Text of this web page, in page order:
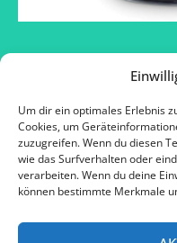
Um dir ein optimales Erlebnis
Cookies, um
zuzugreifen. Wenn du diesen
wie das Surfverhalten oder
verarbeiten. Wenn du deine
können bestimmte Merkmale
2016 © SOS – Schlank